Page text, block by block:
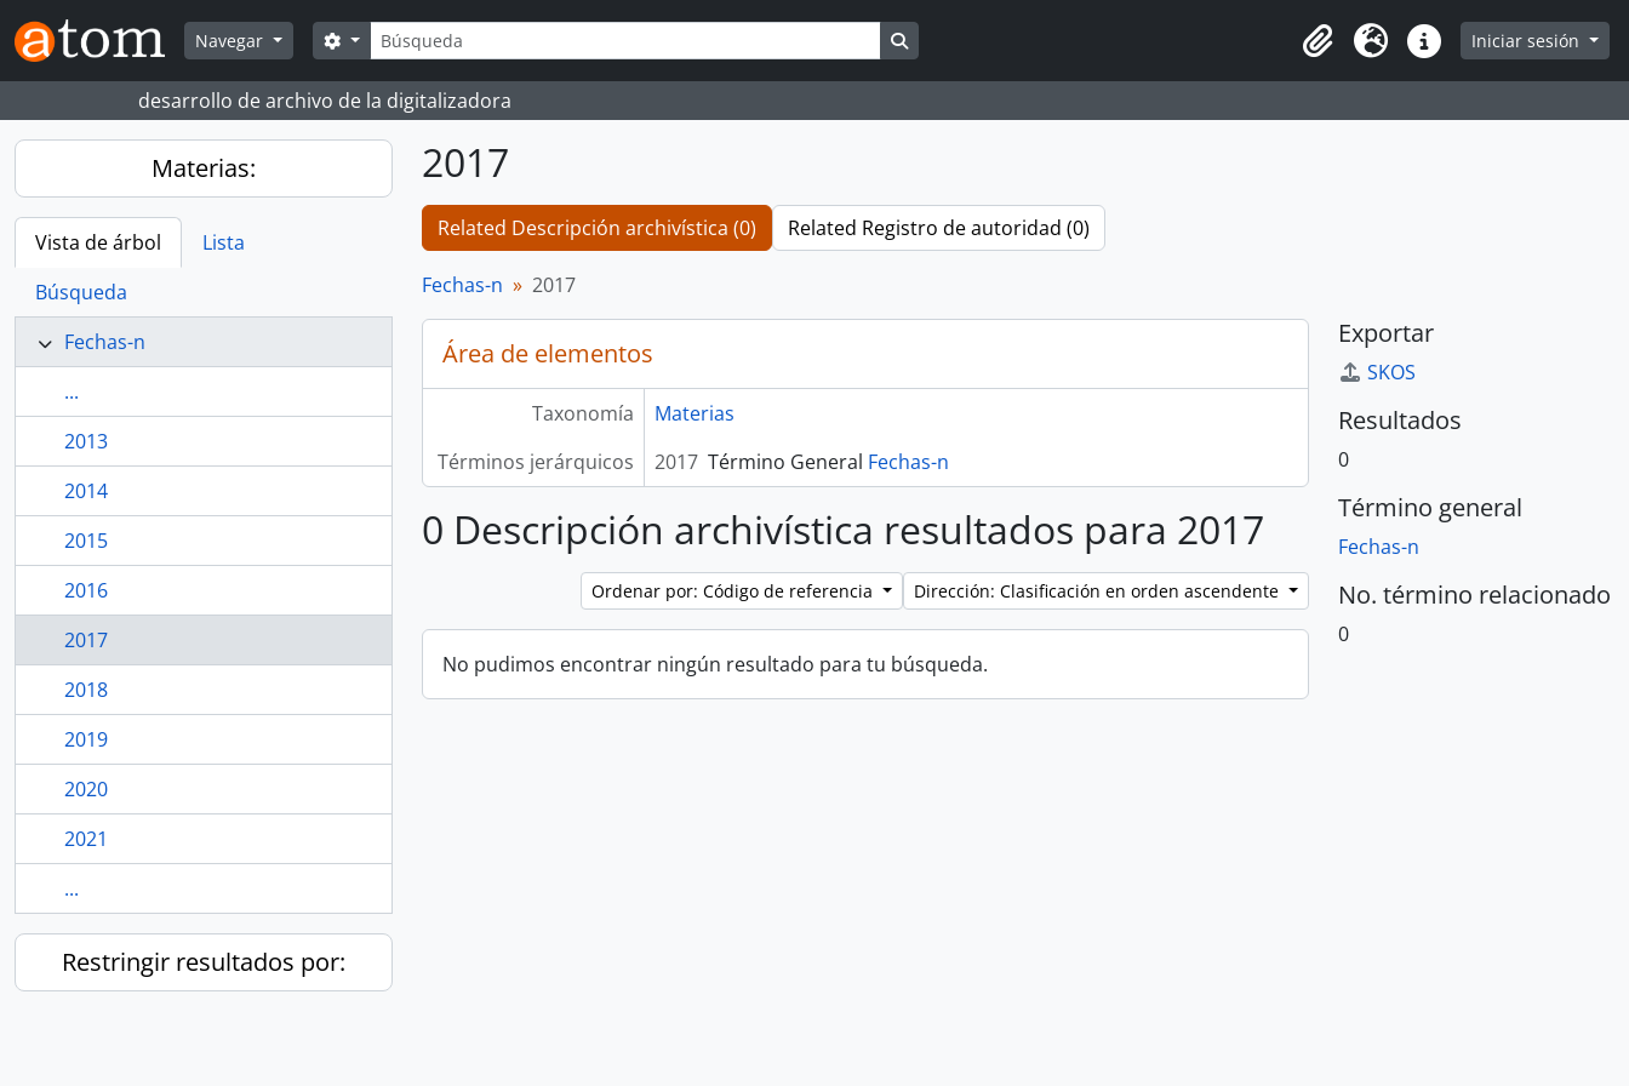
Skip to main content
Navegar
Búsqueda
Search options
Portapapeles
Idioma Enlaces rápidos
Iniciar sesión
desarrollo de archivo de la digitalizadora
Materias:
Vista de árbol
Lista
Búsqueda
Fechas-n
...
2013
2014
2015
2016
2017
2018
2019
2020
2021
...
Restringir resultados por:
2017
Related Descripción archivística (0) Related Registro de autoridad (0)
Fechas-n 2017
Área de elementos
Taxonomía
Materias
Términos jerárquicos
2017 Término General Fechas-n
0 Descripción archivística resultados para 2017
Ordenar por: Código de referencia Dirección: Clasificación en orden ascendente
No pudimos encontrar ningún resultado para tu búsqueda.
Exportar
SKOS
Resultados
0
Término general
Fechas-n
No. término relacionado
0